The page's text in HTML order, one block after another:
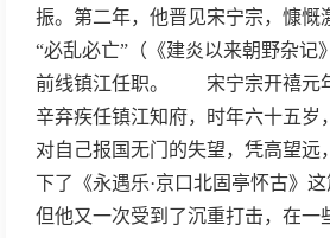
振。第二年，他晋见宋宁宗，慷慨
“必乱必亡”（《建炎以来朝野杂记
前线镇江任职。 宋宁宗开禧元年
辛弃疾任镇江知府，时年六十五岁
对自己报国无门的失望，凭高望远
下了《永遇乐·京口北固亭怀古》这
但他又一次受到了沉重打击，在一